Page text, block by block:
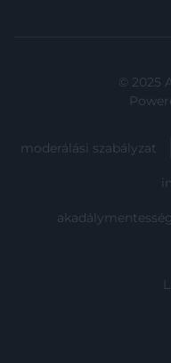
© 2025
moderálási szabályzat